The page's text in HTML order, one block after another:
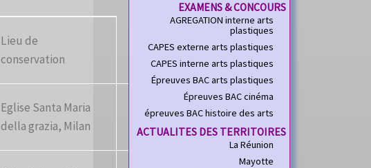
Lieu de
conservation
Eglise Santa Maria
della grazia, Milan
EXAMENS & CONCOURS
AGREGATION interne arts
plastiques
CAPES externe arts plastiques
CAPES interne arts plastiques
Épreuves BAC arts plastiques
Épreuves BAC cinéma
épreuves BAC histoire des arts
ACTUALITES DES TERRITOIRES
La Réunion
Mayotte